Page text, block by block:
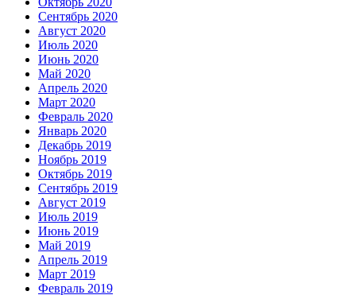
Сентябрь 2020
Август 2020
Июль 2020
Июнь 2020
Май 2020
Апрель 2020
Март 2020
Февраль 2020
Январь 2020
Декабрь 2019
Ноябрь 2019
Октябрь 2019
Сентябрь 2019
Август 2019
Июль 2019
Июнь 2019
Май 2019
Апрель 2019
Март 2019
Февраль 2019